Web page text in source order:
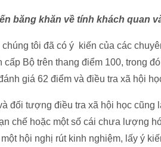
băng khăn về tính khách quan
tôi đã có ý kiến của các
Bộ trên thang điểm 100, trong
giá 62 điểm và điều tra xã hội
đối tượng điều tra xã hội học cũng
chế hoặc một số cái chưa lượng
hội nghị rút kinh nghiệm, lấy ý